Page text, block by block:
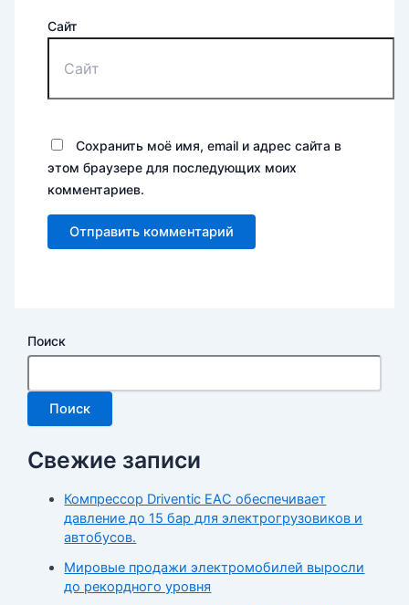
Сайт
Сохранить моё имя, email и адрес сайта в
этом браузере для последующих моих
комментариев.
Поиск
Поиск
Свежие записи
Компрессор Driventic EAC обеспечивает
давление до 15 бар для электрогрузовиков и
автобусов.
Мировые продажи электромобилей выросли
до рекордного уровня